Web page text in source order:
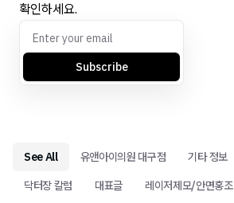
확인하세요.
Subscribe
See All 유앤아이의원 대구점 기타 정보
닥터장 칼럼
대표글 레이저제모/안면홍조